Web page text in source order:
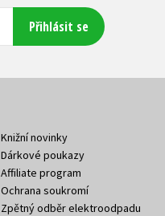
Přihlásit se
Knižní novinky
Dárkové poukazy
Affiliate program
Ochrana soukromí
Zpětný odběr elektroodpadu